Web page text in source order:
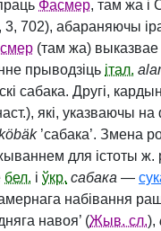
Фасмер, там жа і
702), абараняючы
(там жа) выказвае
прыводзіць італ.
сабака. Другі,
які, указваючы
’сабака’. Змена
для істоты ж.
бел. і ўкр. сабака —
набівання
навоя’ (Жыв. сл.),